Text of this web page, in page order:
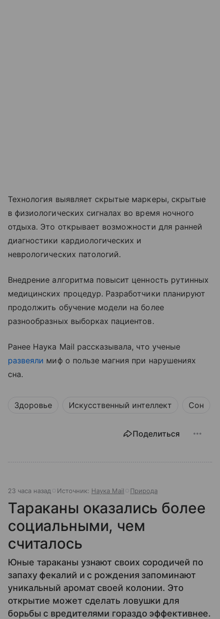
Технология выявляет скрытые маркеры, скрытые
в физиологических сигналах во время ночного
отдыха. Это открывает возможности для ранней
диагностики кардиологических и
неврологических патологий.
Внедрение алгоритма повысит ценность рутинных
медицинских процедур. Разработчики планируют
продолжить обучение модели на более
разнообразных выборках пациентов.
Ранее Наука Mail рассказывала, что ученые
развеяли миф о пользе магния при нарушениях
сна.
Здоровье Искусственный интеллект Сон
Поделиться
23 часа назад Источник: Наука Mail Природа
Тараканы оказались более
социальными, чем
считалось
Юные тараканы узнают своих сородичей по
запаху фекалий и с рождения запоминают
уникальный аромат своей колонии. Это
открытие может сделать ловушки для
борьбы с вредителями гораздо эффективнее.